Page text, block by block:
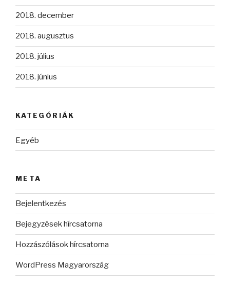
2018. december
2018. augusztus
2018. július
2018. június
KATEGÓRIÁK
Egyéb
META
Bejelentkezés
Bejegyzések hírcsatorna
Hozzászólások hírcsatorna
WordPress Magyarország